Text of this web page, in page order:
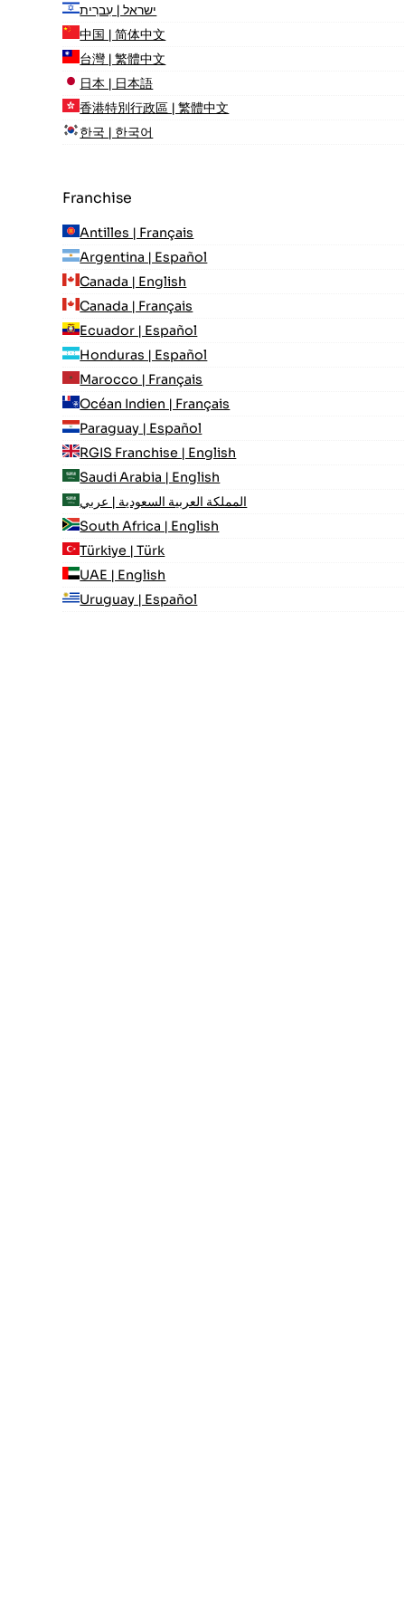
ישראל | עִברִית
中国 | 简体中文
台灣 | 繁體中文
日本 | 日本語
香港特別行政區 | 繁體中文
한국 | 한국어
Franchise
Antilles | Français
Argentina | Español
Canada | English
Canada | Français
Ecuador | Español
Honduras | Español
Marocco | Français
Océan Indien | Français
Paraguay | Español
RGIS Franchise | English
Saudi Arabia | English
المملكة العربية السعودية | عربي
South Africa | English
Türkiye | Türk
UAE | English
Uruguay | Español